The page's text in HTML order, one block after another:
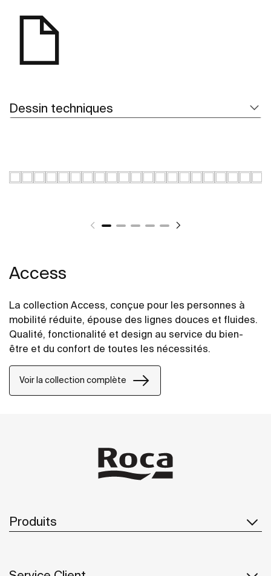
Dessin techniques
Access
La collection Access, conçue pour les personnes à
mobilité réduite, épouse des lignes douces et fluides.
Qualité, fonctionalité et design au service du bien-
être et du confort de toutes les nécessités.
Voir la collection complète
Produits